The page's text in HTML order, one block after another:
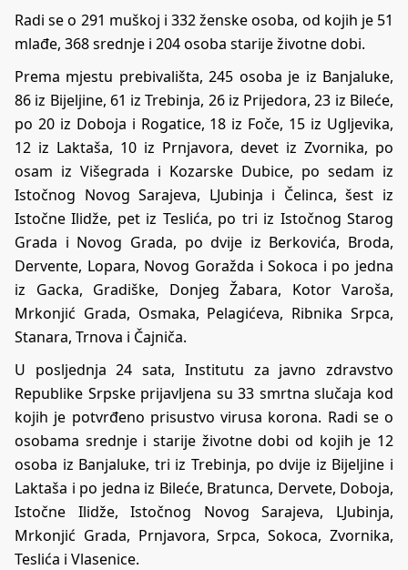
Radi se o 291 muškoj i 332 ženske osoba, od kojih je 51
mlađe, 368 srednje i 204 osoba starije životne dobi.
Prema mjestu prebivališta, 245 osoba je iz Banjaluke,
86 iz Bijeljine, 61 iz Trebinja, 26 iz Prijedora, 23 iz Bileće,
po 20 iz Doboja i Rogatice, 18 iz Foče, 15 iz Ugljevika,
12 iz Laktaša, 10 iz Prnjavora, devet iz Zvornika, po
osam iz Višegrada i Kozarske Dubice, po sedam iz
Istočnog Novog Sarajeva, LJubinja i Čelinca, šest iz
Istočne Ilidže, pet iz Teslića, po tri iz Istočnog Starog
Grada i Novog Grada, po dvije iz Berkovića, Broda,
Dervente, Lopara, Novog Goražda i Sokoca i po jedna
iz Gacka, Gradiške, Donjeg Žabara, Kotor Varoša,
Mrkonjić Grada, Osmaka, Pelagićeva, Ribnika Srpca,
Stanara, Trnova i Čajniča.
U posljednja 24 sata, Institutu za javno zdravstvo
Republike Srpske prijavljena su 33 smrtna slučaja kod
kojih je potvrđeno prisustvo virusa korona. Radi se o
osobama srednje i starije životne dobi od kojih je 12
osoba iz Banjaluke, tri iz Trebinja, po dvije iz Bijeljine i
Laktaša i po jedna iz Bileće, Bratunca, Dervete, Doboja,
Istočne Ilidže, Istočnog Novog Sarajeva, LJubinja,
Mrkonjić Grada, Prnjavora, Srpca, Sokoca, Zvornika,
Teslića i Vlasenice.